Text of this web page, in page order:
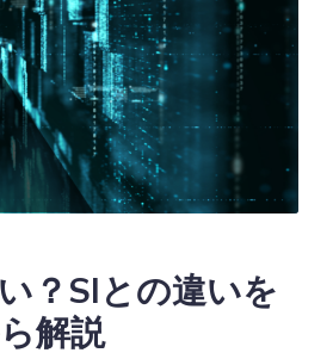
？SIとの違いを
解説